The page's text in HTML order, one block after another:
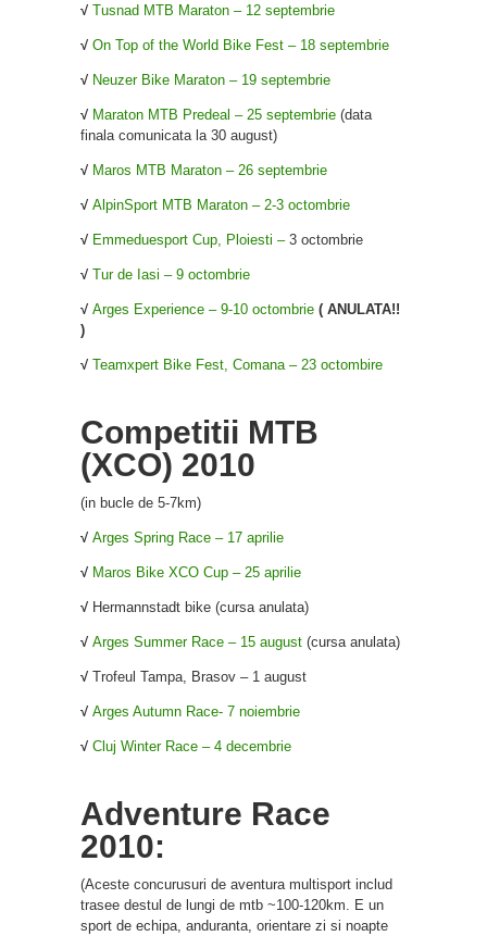
√ Tusnad MTB Maraton – 12 septembrie
√ On Top of the World Bike Fest – 18 septembrie
√ Neuzer Bike Maraton – 19 septembrie
√ Maraton MTB Predeal – 25 septembrie (data
finala comunicata la 30 august)
√ Maros MTB Maraton – 26 septembrie
√ AlpinSport MTB Maraton – 2-3 octombrie
√ Emmeduesport Cup, Ploiesti – 3 octombrie
√ Tur de Iasi – 9 octombrie
√ Arges Experience – 9-10 octombrie ( ANULATA!!
)
√ Teamxpert Bike Fest, Comana – 23 octombire
Competitii MTB
(XCO) 2010
(in bucle de 5-7km)
√ Arges Spring Race – 17 aprilie
√ Maros Bike XCO Cup – 25 aprilie
√ Hermannstadt bike (cursa anulata)
√ Arges Summer Race – 15 august (cursa anulata)
√ Trofeul Tampa, Brasov – 1 august
√ Arges Autumn Race- 7 noiembrie
√ Cluj Winter Race – 4 decembrie
Adventure Race
2010:
(Aceste concurusuri de aventura multisport includ
trasee destul de lungi de mtb ~100-120km. E un
sport de echipa, anduranta, orientare zi si noapte